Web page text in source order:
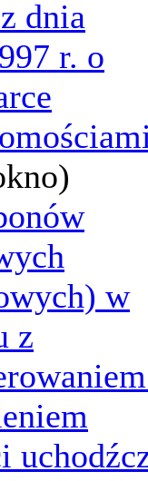
dnia
r. o
w
z